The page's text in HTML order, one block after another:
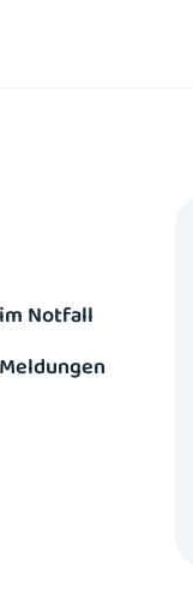
Notfall